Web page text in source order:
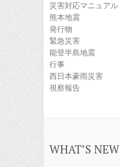
災害対応マニュアル
熊本地震
発行物
緊急災害
能登半島地震
行事
西日本豪雨災害
視察報告
WHAT’S NEW